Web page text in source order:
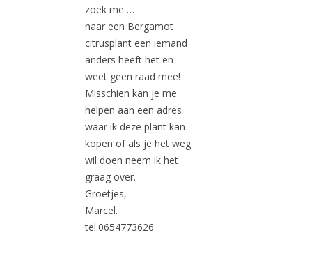
zoek me …
naar een Bergamot
citrusplant een iemand
anders heeft het en
weet geen raad mee!
Misschien kan je me
helpen aan een adres
waar ik deze plant kan
kopen of als je het weg
wil doen neem ik het
graag over.
Groetjes,
Marcel.
tel.0654773626